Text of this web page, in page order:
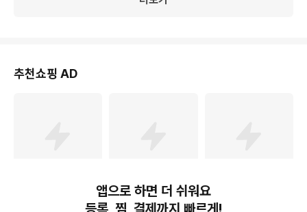
추천쇼핑 AD
애니메이션 하츠네 미쿠
13,500원
16CM 애니메이션 하츠네
19,100
오리지널 모델 푸류 누들
앱으로 하면 더 쉬워요
등록, 찜, 결제까지 빠르게!